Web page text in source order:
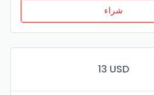
شراء
13 USD